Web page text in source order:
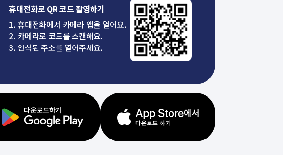
휴대전화로 QR 코드 촬영하기
1. 휴대전화에서 카메라 앱을 열어요.
2. 카메라로 코드를 스캔해요.
3. 인식된 주소를 열어주세요.